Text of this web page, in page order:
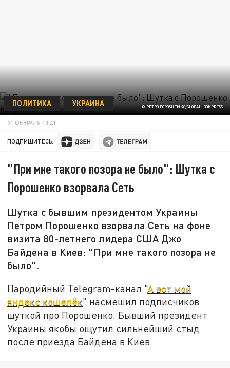
© PETRO POROSHENKO/GLOBALLOOKPRESS
ПОЛИТИКА УКРАИНА
21 ФЕВРАЛЯ 10:41
ПОДПИШИТЕСЬ:
"При мне такого позора не было": Шутка с
Порошенко взорвала Сеть
Шутка с бывшим президентом Украины
Петром Порошенко взорвала Сеть на фоне
визита 80-летнего лидера США Джо
Байдена в Киев: "При мне такого позора не
было".
Пародийный Telegram-канал "А вот мой
яндекс кошелёк" насмешил подписчиков
шуткой про Порошенко. Бывший президент
Украины якобы ощутил сильнейший стыд
после приезда Байдена в Киев.